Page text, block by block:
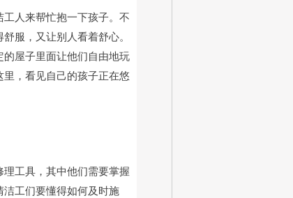
人来帮忙抱一下孩子。不
服，又让别人看着舒心。
屋子里面让他们自由地玩
，看见自己的孩子正在悠
工具，其中他们需要掌握
工们要懂得如何及时施